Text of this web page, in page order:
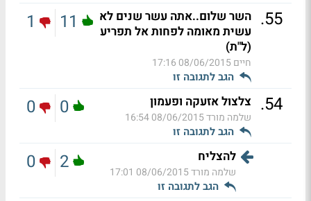
55
. השר שלום..אתה עשר שנים לא
עשית מאומה לפחות אל תפריע
(ל"ת)
חיים08/06/2015 17:16
הגב לתגובה זו
11
1
54
. צלצול אזעקה ופעמון
שלמה מורד08/06/2015 16:54
הגב לתגובה זו
0
0
להצליח
שלמה מורד08/06/2015 17:01
הגב לתגובה זו
2
0